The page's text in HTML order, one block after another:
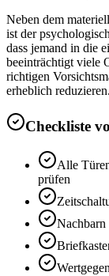
Neben dem
ist der
dass jemand in die
beeinträchtigt viele
richtigen
erheblich reduzieren.
Checkliste
Alle
prüfen
Nachbarn